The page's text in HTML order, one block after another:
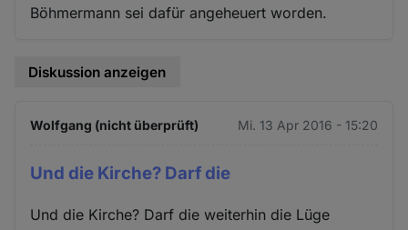
Böhmermann sei dafür angeheuert worden.
Diskussion anzeigen
Wolfgang (nicht überprüft) Mi. 13 Apr 2016 - 15:20
Und die Kirche? Darf die
Und die Kirche? Darf die weiterhin die Lüge